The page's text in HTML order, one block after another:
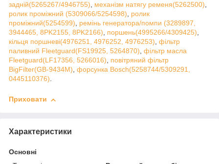
задній(5265267/4946755), механізм натягу ременя(5262500),
ролик проміжний (5309066/5254598), ролик
проміжний(5254599), ремінь генератора/помпи (3289897,
3944465, 8PK2155, 8PK2166), поршень(4995266/4309425),
кільця поршневі(4976251, 4976252, 4976253), фільтр
паливний Fleetguard(FS19925, 5264870), фільтр масла
Fleetguard(LF17356, 5266016), повітряний фільтр
BigFilter(GB-9434M), форсунка Bosch(5258744/5309291,
0445110376).
Приховати
Характеристики
Основні